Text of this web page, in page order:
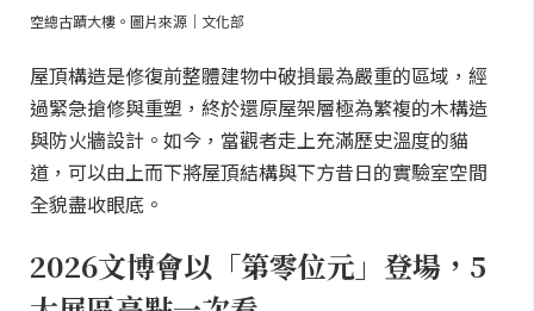
空總古蹟大樓。圖片來源｜文化部
屋頂構造是修復前整體建物中破損最為嚴重的區域，經
過緊急搶修與重塑，終於還原屋架層極為繁複的木構造
與防火牆設計。如今，當觀者走上充滿歷史溫度的貓
道，可以由上而下將屋頂結構與下方昔日的實驗室空間
全貌盡收眼底。
2026文博會以「第零位元」登場，5